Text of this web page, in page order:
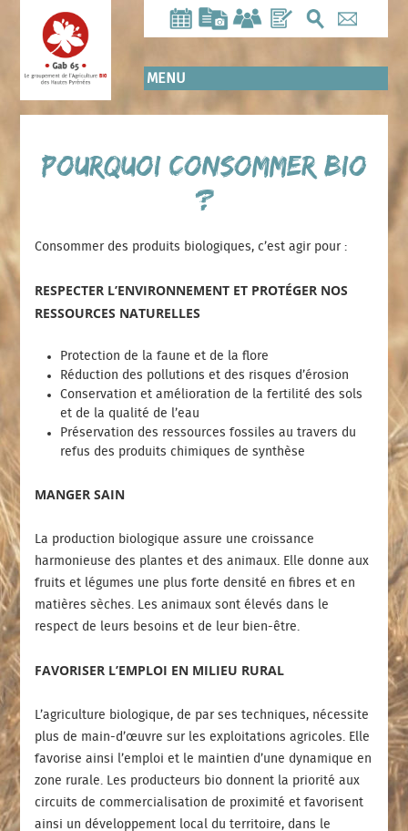
contenu
principal
MENU
Pourquoi consommer bio
?
Consommer des produits biologiques, c’est agir pour :
RESPECTER L’ENVIRONNEMENT ET PROTÉGER NOS
RESSOURCES NATURELLES
Protection de la faune et de la flore
Réduction des pollutions et des risques d’érosion
Conservation et amélioration de la fertilité des sols
et de la qualité de l’eau
Préservation des ressources fossiles au travers du
refus des produits chimiques de synthèse
MANGER SAIN
La production biologique assure une croissance
harmonieuse des plantes et des animaux. Elle donne aux
fruits et légumes une plus forte densité en fibres et en
matières sèches. Les animaux sont élevés dans le
respect de leurs besoins et de leur bien-être.
FAVORISER L’EMPLOI EN MILIEU RURAL
L’agriculture biologique, de par ses techniques, nécessite
plus de main-d’œuvre sur les exploitations agricoles. Elle
favorise ainsi l’emploi et le maintien d’une dynamique en
zone rurale. Les producteurs bio donnent la priorité aux
circuits de commercialisation de proximité et favorisent
ainsi un développement local du territoire, dans le